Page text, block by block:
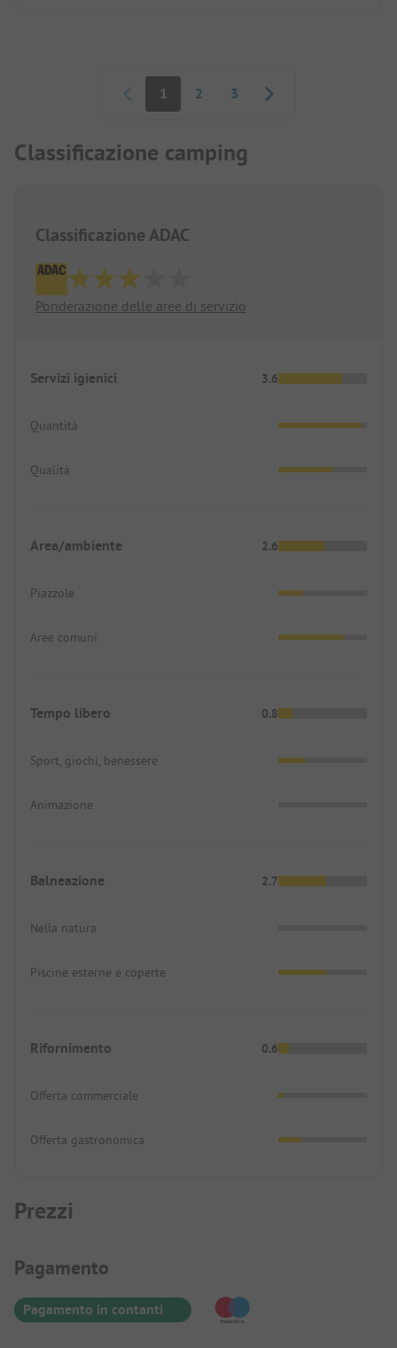
1 2 3
Classificazione camping
Classificazione ADAC
Ponderazione delle aree di servizio
Servizi igienici 3.6
Quantità
Qualità
Area/ambiente 2.6
Piazzole
Aree comuni
Tempo libero 0.8
Sport, giochi, benessere
Animazione
Balneazione 2.7
Nella natura
Piscine esterne e coperte
Rifornimento 0.6
Offerta commerciale
Offerta gastronomica
Prezzi
Informazioni sul pagamento
Pagamento
Pagamento in contanti